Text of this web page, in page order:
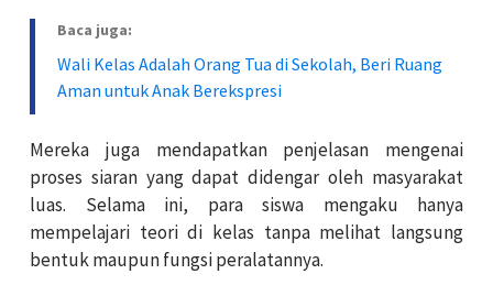
Baca juga:
Wali Kelas Adalah Orang Tua di Sekolah, Beri Ruang
Aman untuk Anak Berekspresi
Mereka juga mendapatkan penjelasan mengenai
proses siaran yang dapat didengar oleh masyarakat
luas. Selama ini, para siswa mengaku hanya
mempelajari teori di kelas tanpa melihat langsung
bentuk maupun fungsi peralatannya.